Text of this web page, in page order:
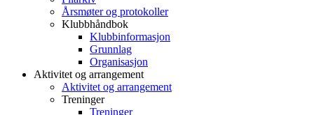
Årsmøter og protokoller
Klubbhåndbok
Klubbinformasjon
Grunnlag
Organisasjon
Aktivitet og arrangement
Aktivitet og arrangement
Treninger
Treninger